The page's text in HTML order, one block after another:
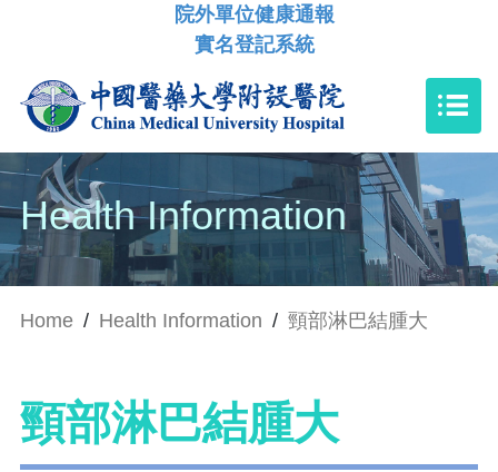
院外單位健康通報
實名登記系統
Health Information
Home / Health Information / 頸部淋巴結腫大
頸部淋巴結腫大